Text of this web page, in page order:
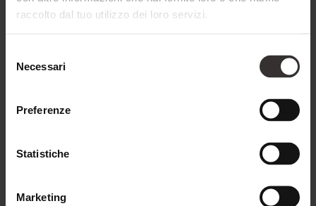
raccolto dal tuo utilizzo dei loro servizi.
delNecessari
Preferenze
Statistiche
Marketing